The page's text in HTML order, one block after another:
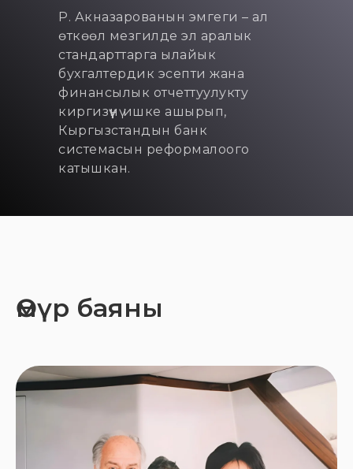
Р. Акназарованын эмгеги – ал
өткөөл мезгилде эл аралык
стандарттарга ылайык
бухгалтердик эсепти жана
финансылык отчеттуулукту
киргизүүнү ишке ашырып,
Кыргызстандын банк
системасын реформалоого
катышкан.
Өмүр баяны